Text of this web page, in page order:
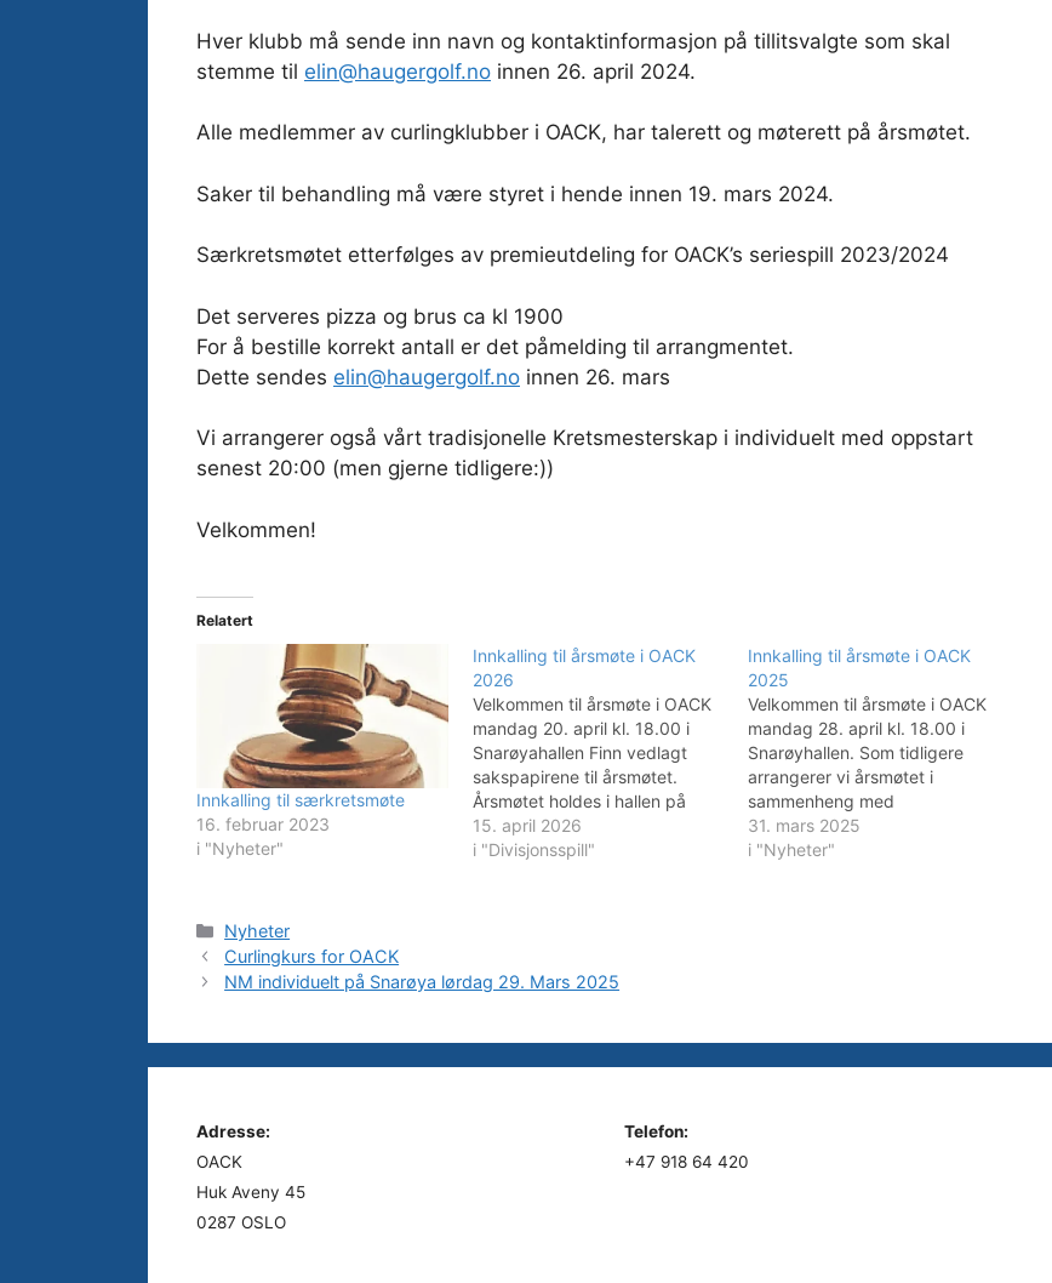
Hver klubb må sende inn navn og kontaktinformasjon på tillitsvalgte som skal
stemme til elin@haugergolf.no innen 26. april 2024.
Alle medlemmer av curlingklubber i OACK, har talerett og møterett på årsmøtet.
Saker til behandling må være styret i hende innen 19. mars 2024.
Særkretsmøtet etterfølges av premieutdeling for OACK’s seriespill 2023/2024
Det serveres pizza og brus ca kl 1900
For å bestille korrekt antall er det påmelding til arrangmentet.
Dette sendes elin@haugergolf.no innen 26. mars
Vi arrangerer også vårt tradisjonelle Kretsmesterskap i individuelt med oppstart
senest 20:00 (men gjerne tidligere:))
Velkommen!
Relatert
Innkalling til særkretsmøte
16. februar 2023
i "Nyheter"
Innkalling til årsmøte i OACK
2026
Velkommen til årsmøte i OACK
mandag 20. april kl. 18.00 i
Snarøyahallen Finn vedlagt
sakspapirene til årsmøtet.
Årsmøtet holdes i hallen på
Snarøya og starter kl 1800.
Styret oppfordrer alle til å se
15. april 2026
i "Divisjonsspill"
Innkalling til årsmøte i OACK
2025
Velkommen til årsmøte i OACK
mandag 28. april kl. 18.00 i
Snarøyhallen. Som tidligere
arrangerer vi årsmøtet i
sammenheng med
premieutdeling for
divisjonsspillet etterfulgt av
31. mars 2025
i "Nyheter"
Kategorier
Nyheter
Curlingkurs for OACK
NM individuelt på Snarøya lørdag 29. Mars 2025
Adresse:
OACK
Huk Aveny 45
0287 OSLO
Telefon:
+47 918 64 420